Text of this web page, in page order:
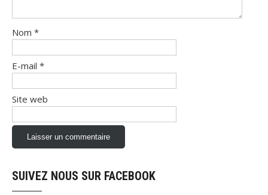
Nom *
E-mail *
Site web
SUIVEZ NOUS SUR FACEBOOK